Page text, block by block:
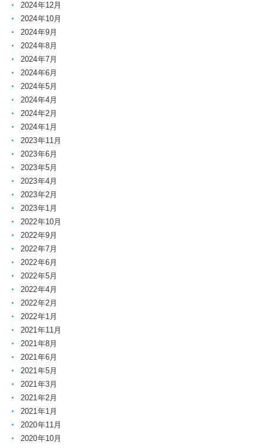
2024年12月
2024年10月
2024年9月
2024年8月
2024年7月
2024年6月
2024年5月
2024年4月
2024年2月
2024年1月
2023年11月
2023年6月
2023年5月
2023年4月
2023年2月
2023年1月
2022年10月
2022年9月
2022年7月
2022年6月
2022年5月
2022年4月
2022年2月
2022年1月
2021年11月
2021年8月
2021年6月
2021年5月
2021年3月
2021年2月
2021年1月
2020年11月
2020年10月